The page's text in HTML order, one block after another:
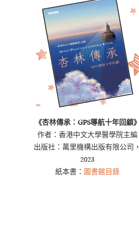
《杏林傳承：GPS導航十年回顧》
作者：香港中文大學醫學院主編
出版社：萬里機構出版有限公司，
2023
紙本書： 圖書館目錄